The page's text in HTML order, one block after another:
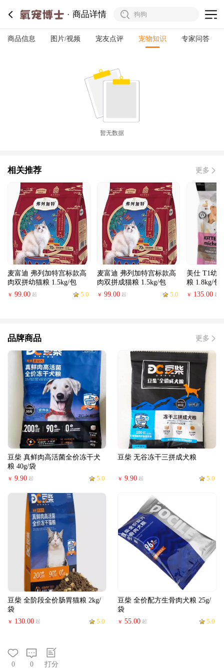
商品详情
商品信息 图片/视频 宠友点评 宠物知识 专家问答
暂无数据
相关推荐 更多
麦富迪 弗列加特宫标款高
肉双拼幼猫粮 1.5kg/包
￥ 99.00 起 5.0
麦富迪 弗列加特宫标款高
肉双拼成猫粮 1.5kg/包
￥ 99.00 起 5.0
美仕 T1幼
粮 1.8kg/包
￥ 135.00 起
品牌商品 更多
豆柴 真鲜肉高活菌全价冻干犬
粮 40g/袋
￥ 9.90 起 5.0
豆柴 无谷冻干三拼成犬粮
￥ 9.90 起 5.0
豆柴 全阶段全价肠胃猫粮 2kg/
袋
￥ 130.00 起 5.0
豆柴 全价配方生骨肉犬粮 25g/
袋
￥ 55.00 起 5.0
0 0 打分